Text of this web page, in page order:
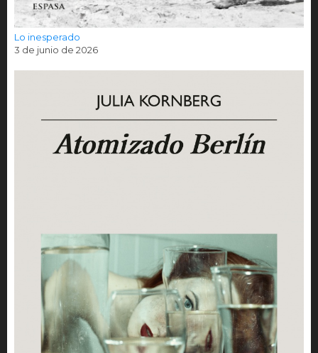
Lo inesperado
3 de junio de 2026